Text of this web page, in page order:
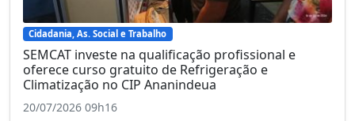
Cidadania, As. Social e Trabalho
SEMCAT investe na qualificação profissional e
oferece curso gratuito de Refrigeração e
Climatização no CIP Ananindeua
20/07/2026 09h16